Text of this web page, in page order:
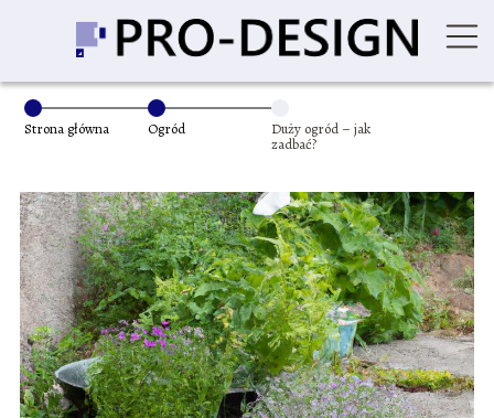
Strona główna Ogród
Duży ogród – jak
zadbać?